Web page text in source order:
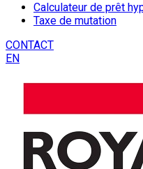
Calculateur de prêt
Taxe de mutation
CONTACT
EN